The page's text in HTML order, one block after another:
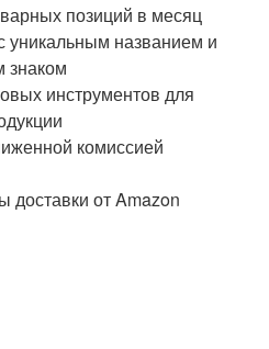
позиций в месяц
уникальным названием и
знаком
инструментов для
комиссией
от Amazon